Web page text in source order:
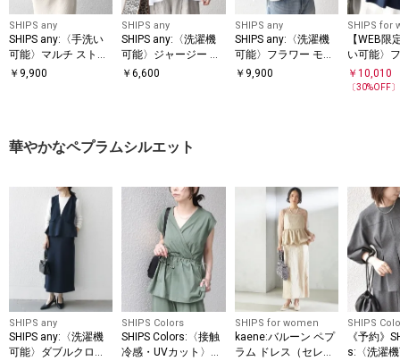
SHIPS any
SHIPS any:〈手洗い
可能〉マルチ ストラ
イプ ペプラム シャツ
￥ 9,900
SHIPS any
SHIPS any:〈洗濯機
可能〉ジャージー ダ
ブルヘム ペプラム TE
￥6,600
SHIPS any
SHIPS any:〈洗濯機
可能〉フラワー モチ
ーフ ペプラム ギャザ
￥ 9,900
SHIPS for
【WEB限
い可能〉
ペプラム
￥10,010
〔30%OFF〕
華やかなペプラムシルエット
SHIPS any
SHIPS any:〈洗濯機
可能〉ダブルクロス
SHIPS Colors
SHIPS Colors:〈接触
冷感・UVカット〉リ
SHIPS for women
kaene:バルーン ペプ
ラム ドレス（セレモ
SHIPS
《予約》
s:〈洗濯